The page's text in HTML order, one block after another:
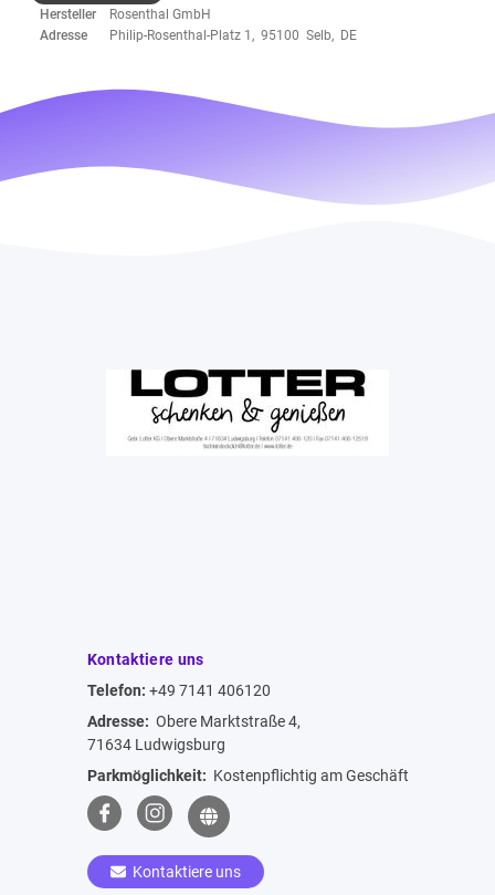
Hersteller
Rosenthal GmbH
Adresse
Philip-Rosenthal-Platz 1, 95100 Selb, DE
Kontaktiere uns
Telefon: +49 7141 406120
Adresse: Obere Marktstraße 4,
71634 Ludwigsburg
Parkmöglichkeit: Kostenpflichtig am Geschäft
Kontaktiere uns